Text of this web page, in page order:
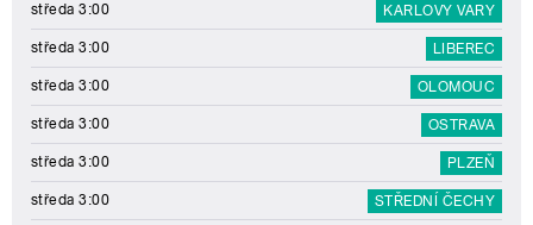
středa 3:00 KARLOVY VARY
středa 3:00 LIBEREC
středa 3:00 OLOMOUC
středa 3:00 OSTRAVA
středa 3:00 PLZEŇ
středa 3:00 STŘEDNÍ ČECHY